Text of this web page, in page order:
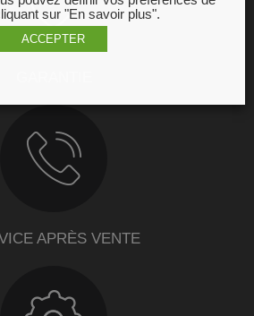
APRÈS VENTE
sur "En savoir plus".
ACCEPTER